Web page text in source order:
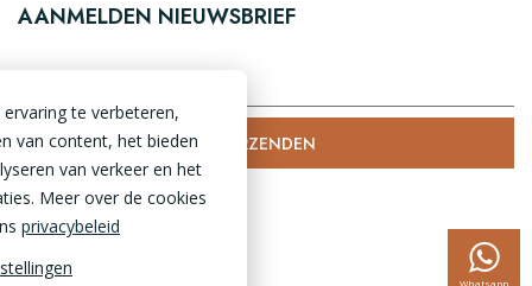
Whatsapp
AANMELDEN NIEUWSBRIEF
VERZENDEN
Disclaimer
Algemene voorwaarden
te verbeteren,
van content, het bieden
van verkeer en het
Meer over de cookies
privacybeleid